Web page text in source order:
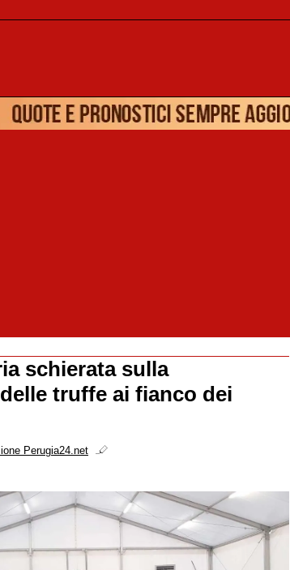
schierata sulla
truffe ai fianco dei
Perugia24.net